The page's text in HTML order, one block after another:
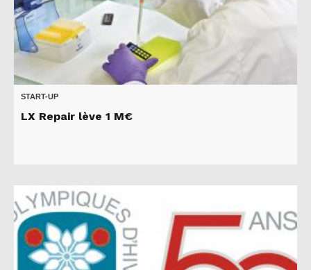
START-UP
LX Repair lève 1 M€